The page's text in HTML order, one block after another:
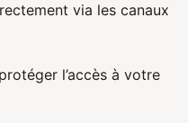
via les canaux
l’accès à votre